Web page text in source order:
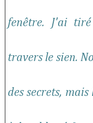
fenêtre. J'ai
travers le sien.
des secrets,